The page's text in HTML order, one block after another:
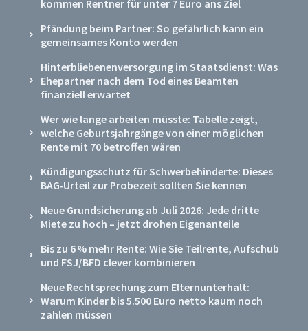
kommen Rentner für unter 7 Euro ans Ziel
Pfändung beim Partner: So gefährlich kann ein
gemeinsames Konto werden
Hinterbliebenenversorgung im Staatsdienst: Was
Ehepartner nach dem Tod eines Beamten
finanziell erwartet
Wer wie lange arbeiten müsste: Tabelle zeigt,
welche Geburtsjahrgänge von einer möglichen
Rente mit 70 betroffen wären
Kündigungsschutz für Schwerbehinderte: Dieses
BAG‑Urteil zur Probezeit sollten Sie kennen
Neue Grundsicherung ab Juli 2026: Jede dritte
Miete zu hoch – jetzt drohen Eigenanteile
Bis zu 6 % mehr Rente: Wie Sie Teilrente, Aufschub
und FSJ/BFD clever kombinieren
Neue Rechtsprechung zum Elternunterhalt:
Warum Kinder bis 5.500 Euro netto kaum noch
zahlen müssen